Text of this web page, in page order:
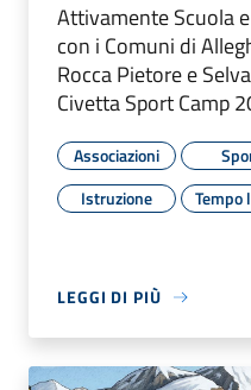
Attivamente Scuola
con i Comuni di
Rocca Pietore e
Civetta Sport Camp
Associazioni
Istruzione
Tempo
LEGGI DI PIÙ